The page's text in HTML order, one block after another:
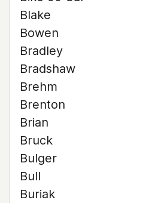
Blake
Bowen
Bradley
Bradshaw
Brehm
Brenton
Brian
Bruck
Bulger
Bull
Buriak